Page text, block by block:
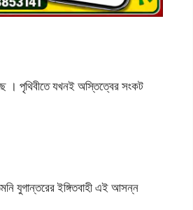
। পৃথিবীতে যখনই অস্তিত্বের সংকট
যুগান্তরের ইঙ্গিতবাহী এই আসন্ন